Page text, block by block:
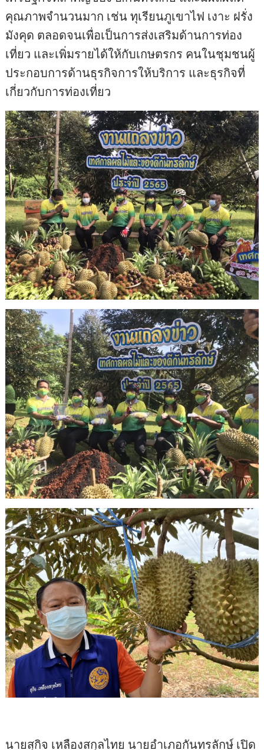
คุณภาพจำนวนมาก เช่น ทุเรียนภูเขาไฟ เงาะ ฝรั่ง
มังคุด ตลอดจนเพื่อเป็นการส่งเสริมด้านการท่อง
เที่ยว และเพิ่มรายได้ให้กับเกษตรกร คนในชุมชนผู้
ประกอบการด้านธุรกิจการให้บริการ และธุรกิจที่
เกี่ยวกับการท่องเที่ยว
นายสุกิจ เหลืองสกุลไทย นายอำเภอกันทรลักษ์ เปิด